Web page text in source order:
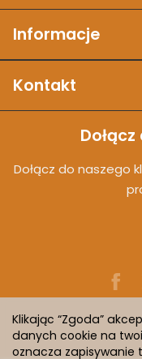
Informacje
Kontakt
Dołącz do naszego
Klikając “Zgoda”
danych cookie na
oznacza zapisywanie